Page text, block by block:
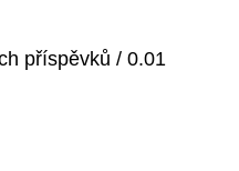
příspěvků / 0.01